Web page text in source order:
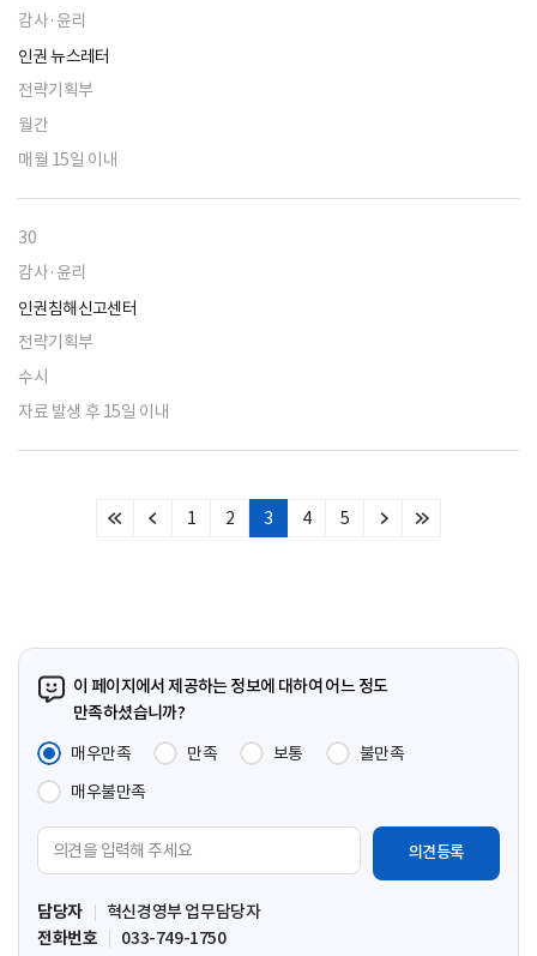
감사·윤리
인권 뉴스레터
전략기획부
월간
매월 15일 이내
30
감사·윤리
인권침해신고센터
전략기획부
수시
자료 발생 후 15일 이내
처
이
1 2 3 4 5
다
마
이 페이지에서 제공하는 정보에 대하여 어느 정도
만족하셨습니까?
매우만족
만족 보통
불만족
매우불만족
견
입
력
담당자
혁신경영부 업무담당자
전화번호
033-749-1750